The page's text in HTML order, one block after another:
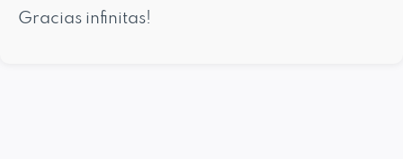
Gracias infinitas!